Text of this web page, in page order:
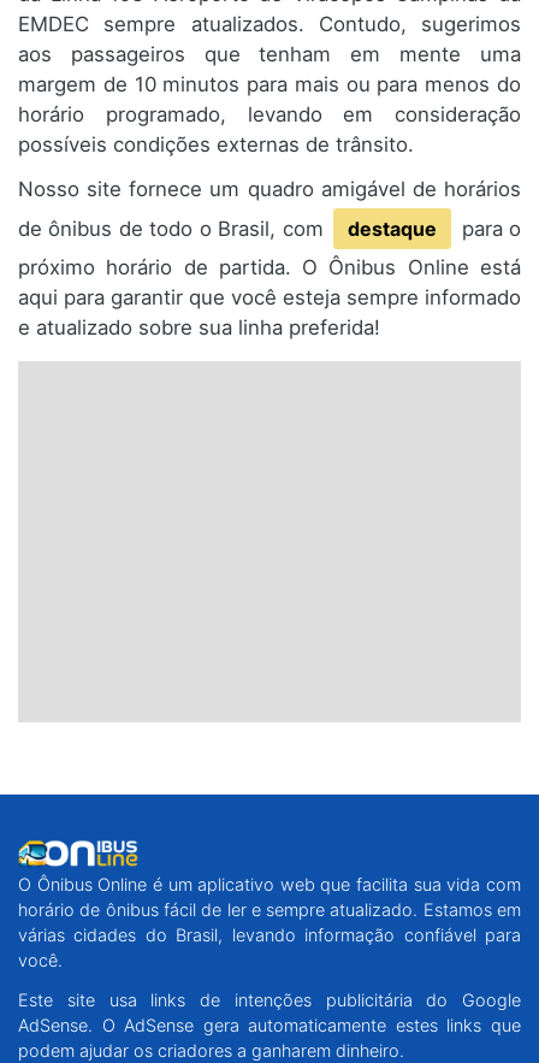
EMDEC sempre atualizados. Contudo, sugerimos
aos passageiros que tenham em mente uma
margem de 10 minutos para mais ou para menos do
horário programado, levando em consideração
possíveis condições externas de trânsito.
Nosso site fornece um quadro amigável de horários
de ônibus de todo o Brasil, com
destaque
para o
próximo horário de partida. O Ônibus Online está
aqui para garantir que você esteja sempre informado
e atualizado sobre sua linha preferida!
O Ônibus Online é um aplicativo web que facilita sua vida com
horário de ônibus fácil de ler e sempre atualizado. Estamos em
várias cidades do Brasil, levando informação confiável para
você.
Este site usa links de intenções publicitária do Google
AdSense. O AdSense gera automaticamente estes links que
podem ajudar os criadores a ganharem dinheiro.